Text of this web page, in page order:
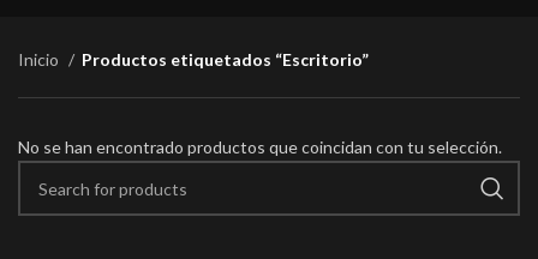
Inicio Productos etiquetados “Escritorio”
No se han encontrado productos que coincidan con tu selección.